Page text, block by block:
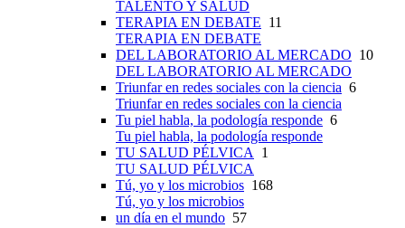
TALENTO Y SALUD
TERAPIA EN DEBATE 11
TERAPIA EN DEBATE
DEL LABORATORIO AL MERCADO 10
DEL LABORATORIO AL MERCADO
Triunfar en redes sociales con la ciencia 6
Triunfar en redes sociales con la ciencia
Tu piel habla, la podología responde 6
Tu piel habla, la podología responde
TU SALUD PÉLVICA 1
TU SALUD PÉLVICA
Tú, yo y los microbios 168
Tú, yo y los microbios
un día en el mundo 57